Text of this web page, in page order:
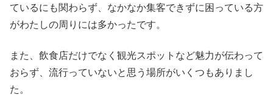
ているにも関わらず、なかなか集客できずに困っている方
がわたしの周りには多かったです。
また、飲食店だけでなく観光スポットなど魅力が伝わって
おらず、流行っていないと思う場所がいくつもありまし
た。